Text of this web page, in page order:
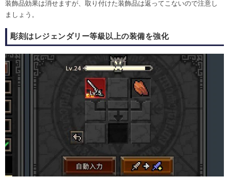
装飾品効果は消せますが、取り付けた装飾品は返ってこないので注意し
ましょう。
彫刻はレジェンダリー等級以上の装備を強化